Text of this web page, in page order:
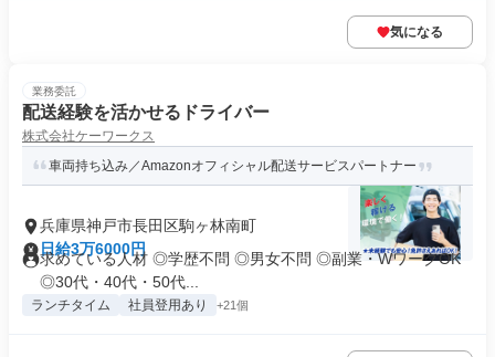
気になる
業務委託
配送経験を活かせるドライバー
株式会社ケーワークス
車両持ち込み／Amazonオフィシャル配送サービスパートナー
兵庫県神戸市長田区駒ヶ林南町
日給3万6000円
求めている人材 ◎学歴不問 ◎男女不問 ◎副業・WワークOK
◎30代・40代・50代...
ランチタイム 社員登用あり +21個